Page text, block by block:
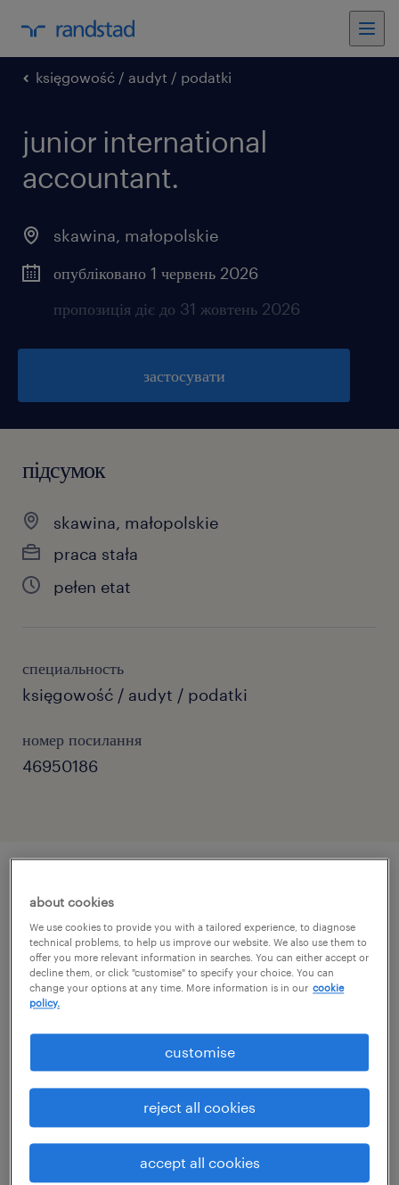
księgowość / audyt / podatki
junior international
accountant.
skawina, małopolskie
опубліковано 1 червень 2026
пропозиція діє до 31 жовтень 2026
застосувати
підсумок
skawina, małopolskie
praca stała
pełen etat
специальность
księgowość / audyt / podatki
номер посилання
46950186
описание должности
Szukasz miejsca, w którym Twoja kariera w
finansach nabierze tempa? Dla naszego
klienta – prężnie rozwijającej się,
międzynarodowej grupy z sektora retail,
która dostarcza klientom na całym świecie
unikalne, artystyczne wrażenia –
poszukujemy zaangażowanej osoby na
stanowisko Młodszego Księgowego ds.
Międzynarodowych. W związku z intensywną
about cookies
We use cookies to provide you with a tailored experience, to diagnose
technical problems, to help us improve our website. We also use them to
offer you more relevant information in searches. You can either accept or
decline them, or click "customise" to specify your choice. You can
change your options at any time. More information is in our cookie
policy.
accept all cookies
reject all cookies
customise